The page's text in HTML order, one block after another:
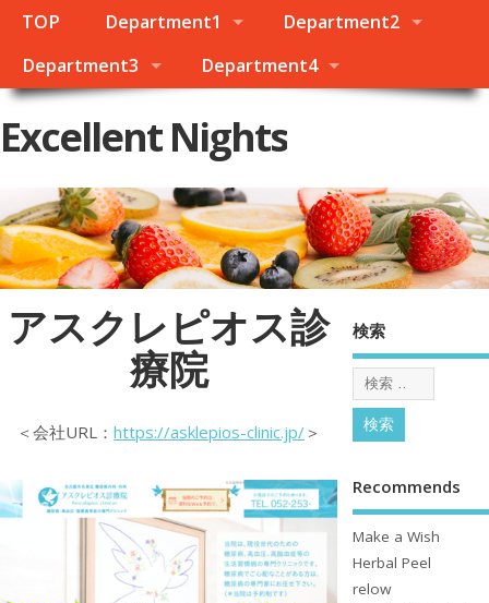
TOP Department1
Department2
Department3
Department4
Excellent Nights
アスクレピオス診
療院
＜会社URL：https://asklepios-clinic.jp/＞
検索
Recommends
Make a Wish
Herbal Peel
relow